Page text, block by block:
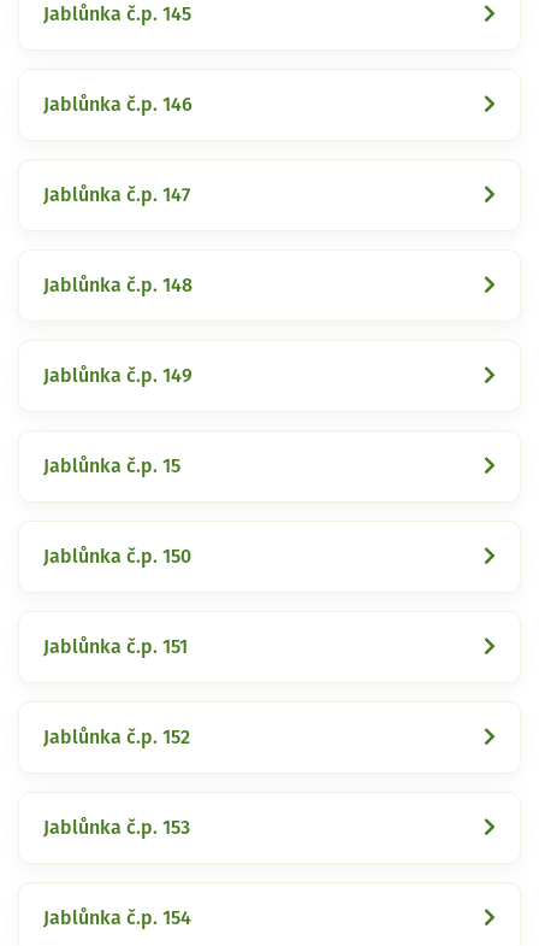
Jablůnka č.p. 145
Jablůnka č.p. 146
Jablůnka č.p. 147
Jablůnka č.p. 148
Jablůnka č.p. 149
Jablůnka č.p. 15
Jablůnka č.p. 150
Jablůnka č.p. 151
Jablůnka č.p. 152
Jablůnka č.p. 153
Jablůnka č.p. 154